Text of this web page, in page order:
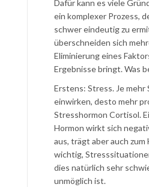
Dafür kann es viele
ein komplexer Prozess,
schwer eindeutig zu
überschneiden sich
Eliminierung eines
Ergebnisse bringt. Was
Erstens: Stress. Je
einwirken, desto mehr
Stresshormon Cortisol.
Hormon wirkt sich
aus, trägt aber auch zum
wichtig,
dies natürlich sehr
unmöglich ist.